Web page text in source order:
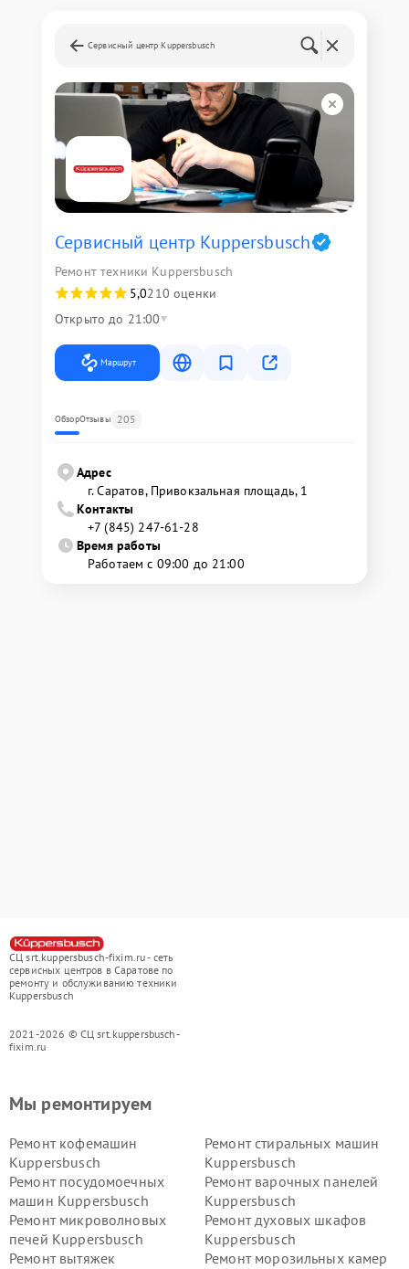
Сервисный центр Kuppersbusch
Сервисный центр Kuppersbusch
Ремонт техники Kuppersbusch
5,0210 оценки
Открыто до 21:00
Маршрут
ОбзорОтзывы 205
Адрес
г. Саратов, Привокзальная площадь, 1
Контакты
+7 (845) 247-61-28
Время работы
Работаем с 09:00 до 21:00
СЦ srt.kuppersbusch-fixim.ru - сеть
сервисных центров в Саратове по
ремонту и обслуживанию техники
Kuppersbusch
2021-2026 © СЦ srt.kuppersbusch-
fixim.ru
Мы ремонтируем
Ремонт кофемашин
Kuppersbusch
Ремонт стиральных машин
Kuppersbusch
Ремонт посудомоечных
машин Kuppersbusch
Ремонт варочных панелей
Kuppersbusch
Ремонт микроволновых
печей Kuppersbusch
Ремонт духовых шкафов
Kuppersbusch
Ремонт вытяжек
Ремонт морозильных камер